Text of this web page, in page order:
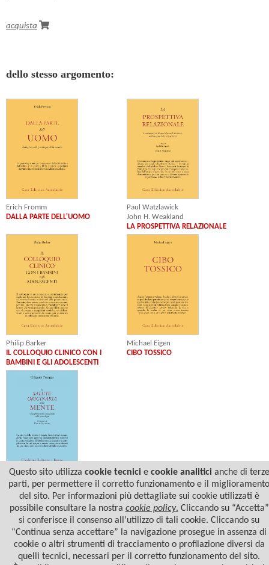
acquista
dello stesso argomento:
Erich Fromm
DALLA PARTE DELL'UOMO
Paul Watzlawick
John H. Weakland
LA PROSPETTIVA RELAZIONALE
Philip Barker
IL COLLOQUIO CLINICO CON I
BAMBINI E GLI ADOLESCENTI
Michael Eigen
CIBO TOSSICO
Chögyam Trungpa Rinpoche
LA SALUTE ORIGINARIA DELLA
MENTE
Questo sito utilizza cookie tecnicie cookie analiticianche di terze
parti, per permettere il corretto funzionamento e il miglioramento
del sito. Per informazioni più dettagliate sui cookie utilizzati è
possibile consultare la nostra cookie policy. Cliccando su “Accetta”
si conferisce il consenso all’utilizzo di tali cookie. Cliccando su
“Continua senza accettare” la navigazione prosegue in assenza di
cookie o altri strumenti di tracciamento o profilazione diversi da
quelli tecnici, necessari per il corretto funzionamento del sito.